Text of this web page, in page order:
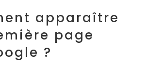
apparaître
page
?